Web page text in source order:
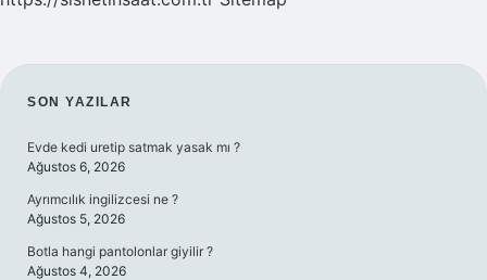
SIDEBAR
SON YAZILAR
Evde kedi uretip satmak yasak mı ?
Ağustos 6, 2026
Ayrımcılık ingilizcesi ne ?
Ağustos 5, 2026
Botla hangi pantolonlar giyilir ?
Ağustos 4, 2026